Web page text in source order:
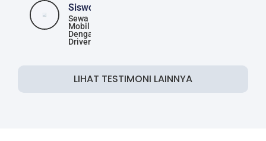
Siswoyo
Sewa
Mobil
Dengan
Driver
LIHAT TESTIMONI LAINNYA